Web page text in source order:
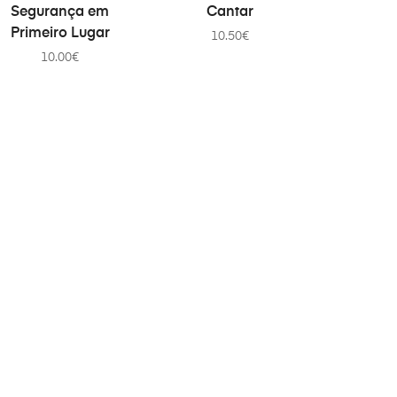
Segurança em
Primeiro Lugar
10.00€
Cantar
10.50€